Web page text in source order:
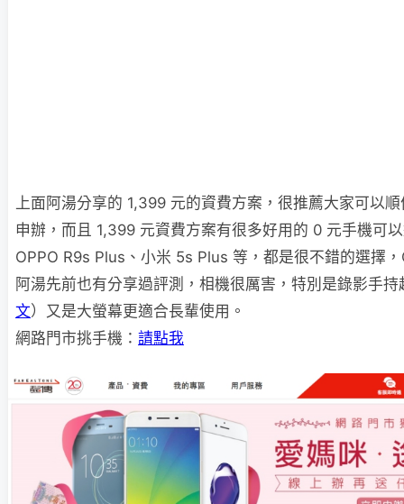
上面阿湯分享的 1,399 元的資費方案，很推薦大家可以
申辦，而且 1,399 元資費方案有很多好用的 0 元手機可
OPPO R9s Plus、小米 5s Plus 等，都是很不錯的選擇
阿湯先前也有分享過評測，相機很厲害，特別是錄影手持
文）又是大螢幕更適合長輩使用。
網路門市挑手機： 請點我